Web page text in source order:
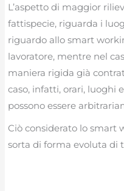
L’aspetto di maggior
fattispecie, riguarda i
riguardo allo smart
lavoratore, mentre nel
maniera rigida già
caso, infatti, orari, luoghi
possono essere
Ciò considerato lo smart
sorta di forma evoluta di